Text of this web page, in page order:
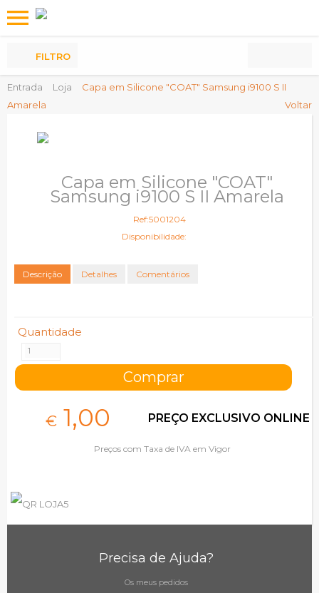
Entrada Loja
Capa em Silicone "COAT" Samsung i9100 S II
Amarela
Voltar
FILTRO
Capa em Silicone "COAT"
Samsung i9100 S II Amarela
Ref:5001204
Disponibilidade:
Descrição Detalhes Comentários
Quantidade
€ 1,00 PREÇO EXCLUSIVO ONLINE
Preços com Taxa de IVA em Vigor
Precisa de Ajuda?
Os meus pedidos